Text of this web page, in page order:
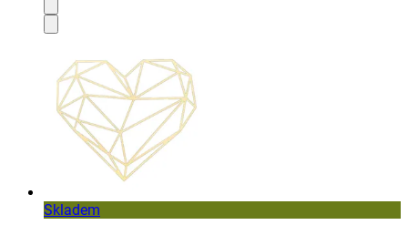
Skladem